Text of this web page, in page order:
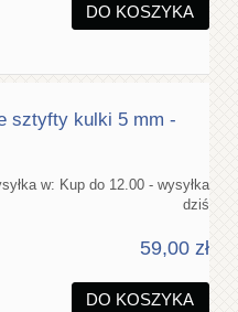
DO KOSZYKA
sztyfty kulki 5 mm -
w: Kup do 12.00 - wysyłka
dziś
59,00 zł
DO KOSZYKA